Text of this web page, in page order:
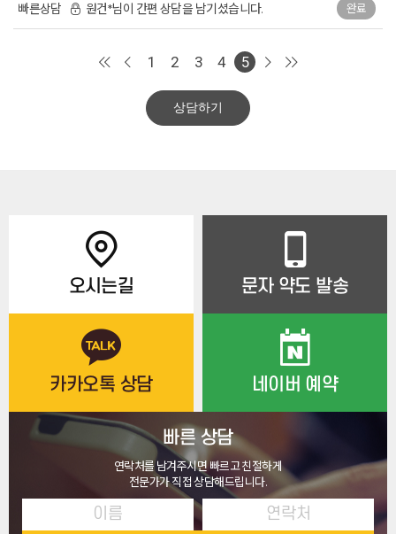
빠른상담 원건*님이 간편 상담을 남기셨습니다. 완료
1 2 3 4 5
상담하기
오시는길 문자 약도 발송
카카오톡 상담 네이버 예약
빠른 상담
연락처를 남겨주시면 빠르고 친절하게
전문가가 직접 상담해드립니다.